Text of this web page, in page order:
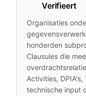
Verifieert
Organisaties
honderden
Clausules die
Activities,
technische input